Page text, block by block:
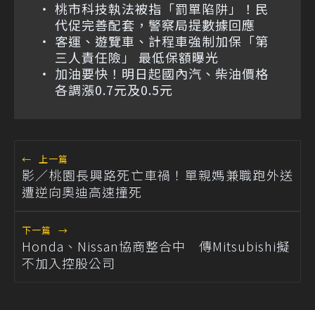
桃市科技執法被指「罰單陷阱」！民
代促完善配套，警察局提數據回應
客運、遊覽車、計程車強制加保「第
三人責任險」 最低保額曝光
加油要快！明日起國內汽、柴油價格
各調漲0.7元及0.5元
← 上一篇
影／桃園長興路死亡車禍！單親媽兼職跑外送
遭逆向奧迪高速撞死
下一篇 →
Honda、Nissan協商整合中 傳Mitsubishi擬
不加入控股公司